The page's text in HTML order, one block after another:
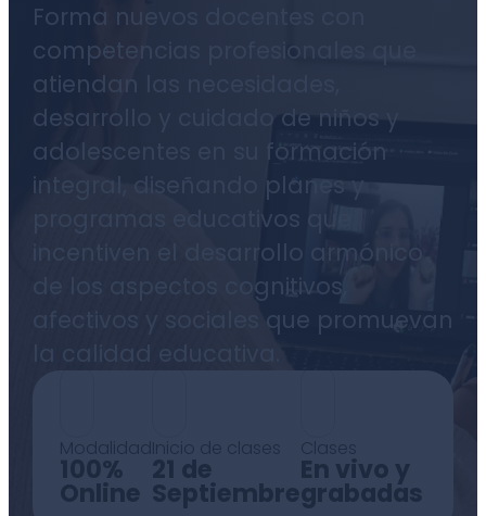
Forma nuevos docentes con
competencias profesionales que
atiendan las necesidades,
desarrollo y cuidado de niños y
adolescentes en su formación
integral, diseñando planes y
programas educativos que
incentiven el desarrollo armónico
de los aspectos cognitivos,
afectivos y sociales que promuevan
Modalidad
100%
Online
Inicio de clases
21 de
Septiembre
Clases
En vivo y
grabadas